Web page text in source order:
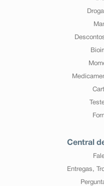
Central
Entregas,